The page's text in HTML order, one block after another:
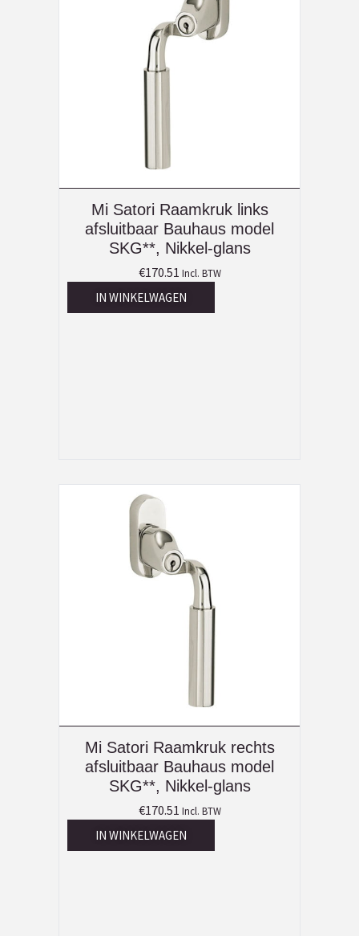
Mi Satori Raamkruk links
afsluitbaar Bauhaus model
SKG**, Nikkel-glans
€170.51 Incl. BTW
IN WINKELWAGEN
Mi Satori Raamkruk rechts
afsluitbaar Bauhaus model
SKG**, Nikkel-glans
€170.51 Incl. BTW
IN WINKELWAGEN